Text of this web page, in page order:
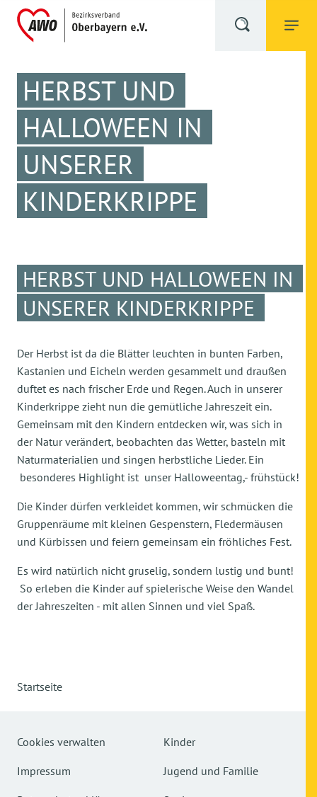
HERBST UND
HALLOWEEN IN
UNSERER
KINDERKRIPPE
HERBST UND HALLOWEEN IN
UNSERER KINDERKRIPPE
Der Herbst ist da die Blätter leuchten in bunten Farben,
Kastanien und Eicheln werden gesammelt und draußen
duftet es nach frischer Erde und Regen. Auch in unserer
Kinderkrippe zieht nun die gemütliche Jahreszeit ein.
Gemeinsam mit den Kindern entdecken wir, was sich in
der Natur verändert, beobachten das Wetter, basteln mit
Naturmaterialien und singen herbstliche Lieder. Ein
besonderes Highlight ist unser Halloweentag,- frühstück!
Die Kinder dürfen verkleidet kommen, wir schmücken die
Gruppenräume mit kleinen Gespenstern, Fledermäusen
und Kürbissen und feiern gemeinsam ein fröhliches Fest.
Es wird natürlich nicht gruselig, sondern lustig und bunt!
So erleben die Kinder auf spielerische Weise den Wandel
der Jahreszeiten - mit allen Sinnen und viel Spaß.
Startseite
Cookies verwalten
Impressum
Kinder
Jugend und Familie